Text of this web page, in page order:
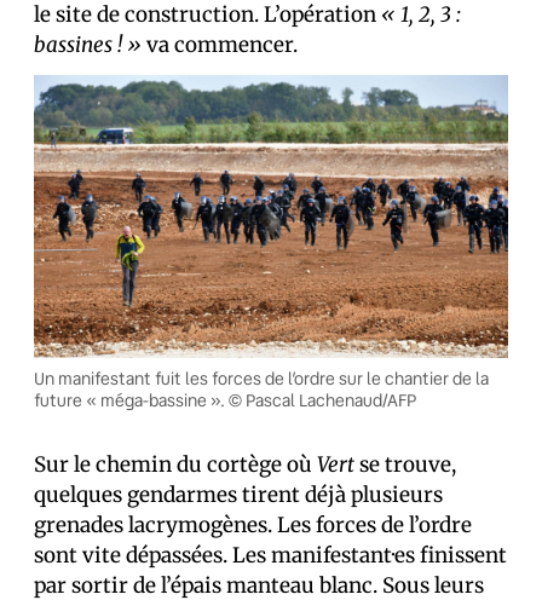
le site de construction. L’opération « 1, 2, 3 :
bassines ! » va commencer.
Un manifestant fuit les forces de l’ordre sur le chantier de la
future « méga-bassine ». © Pascal Lachenaud/AFP
Sur le chemin du cortège où Vertse trouve,
quelques gendarmes tirent déjà plusieurs
grenades lacrymogènes. Les forces de l’ordre
sont vite dépassées. Les manifestant·es finissent
par sortir de l’épais manteau blanc. Sous leurs